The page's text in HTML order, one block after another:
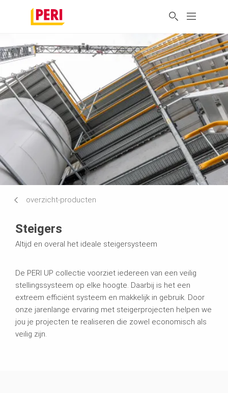
overzicht-producten
Steigers
Altijd en overal het ideale steigersysteem
De PERI UP collectie voorziet iedereen van een veilig
stellingssysteem op elke hoogte. Daarbij is het een
extreem efficiënt systeem en makkelijk in gebruik. Door
onze jarenlange ervaring met steigerprojecten helpen we
jou je projecten te realiseren die zowel economisch als
veilig zijn.